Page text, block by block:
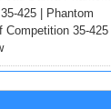
425 | Phantom
Competition 35-425